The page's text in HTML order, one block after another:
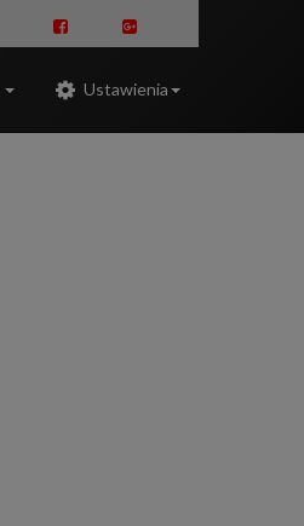
Ustawienia